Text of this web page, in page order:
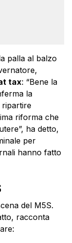
palla al balzo
tax: “Bene la
la
ripartire
riforma che
ha detto,
per
hanno fatto
del M5S.
racconta